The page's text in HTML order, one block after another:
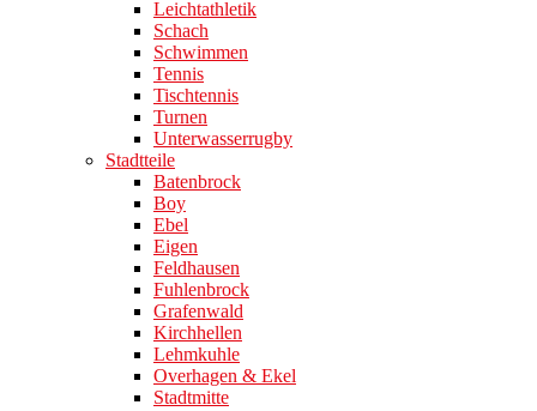
Leichtathletik
Schach
Schwimmen
Tennis
Tischtennis
Turnen
Unterwasserrugby
Stadtteile
Batenbrock
Boy
Ebel
Eigen
Feldhausen
Fuhlenbrock
Grafenwald
Kirchhellen
Lehmkuhle
Overhagen & Ekel
Stadtmitte